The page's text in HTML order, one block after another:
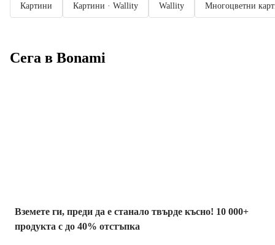
Картини Картини · Wallity Wallity Многоцветни
Сега в Bonami
Вземете ги, преди да е станало твърде късно! 10 000+
продукта с до 40% отстъпка